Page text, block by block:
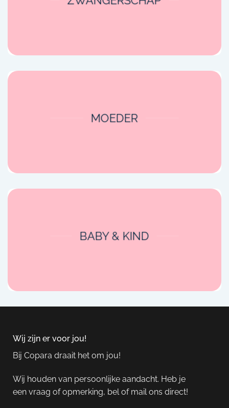
MOEDER
BABY & KIND
Wij zijn er voor jou!
Bij Copara draait het om jou!
Wij houden van persoonlijke aandacht. Heb je
een vraag of opmerking, bel of mail ons direct!